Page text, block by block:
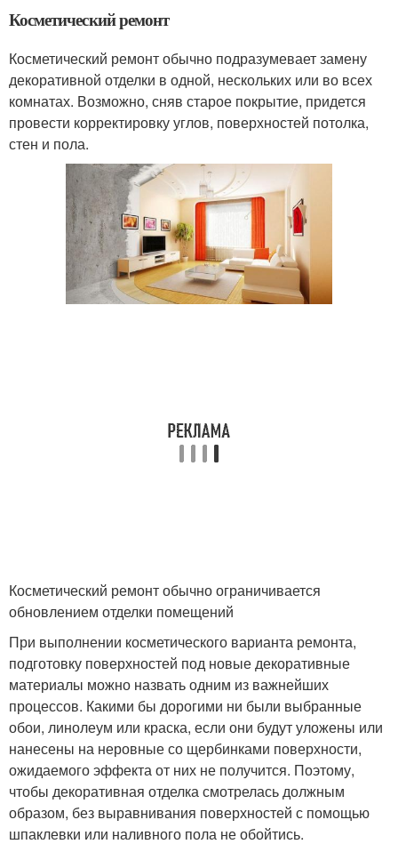
Косметический ремонт
Косметический ремонт обычно подразумевает замену
декоративной отделки в одной, нескольких или во всех
комнатах. Возможно, сняв старое покрытие, придется
провести корректировку углов, поверхностей потолка,
стен и пола.
Косметический ремонт обычно ограничивается
обновлением отделки помещений
При выполнении косметического варианта ремонта,
подготовку поверхностей под новые декоративные
материалы можно назвать одним из важнейших
процессов. Какими бы дорогими ни были выбранные
обои, линолеум или краска, если они будут уложены или
нанесены на неровные со щербинками поверхности,
ожидаемого эффекта от них не получится. Поэтому,
чтобы декоративная отделка смотрелась должным
образом, без выравнивания поверхностей с помощью
шпаклевки или наливного пола не обойтись.